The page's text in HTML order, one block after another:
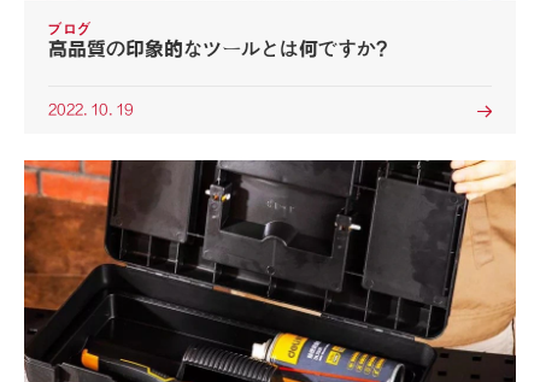
ブログ
高品質の印象的なツールとは何ですか?
2022. 10. 19 